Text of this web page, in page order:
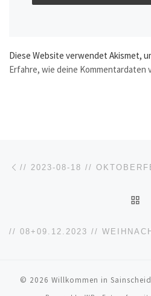
Diese Website verwendet Akismet,
Erfahre, wie deine Kommentardaten
© 2026 Willkommen in Sainscheid